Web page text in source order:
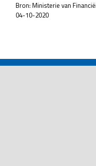
Bron: Ministerie van
04-10-2020
NAVIGATION